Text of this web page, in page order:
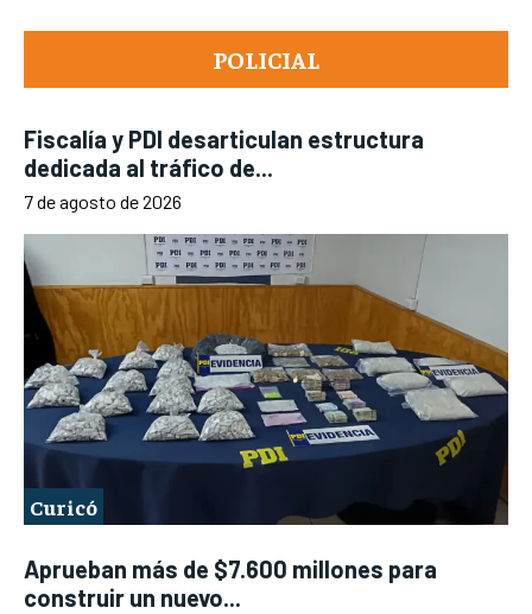
POLICIAL
Fiscalía y PDI desarticulan estructura
dedicada al tráfico de...
7 de agosto de 2026
Curicó
Aprueban más de $7.600 millones para
construir un nuevo...